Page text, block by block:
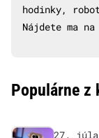
hodinky,
Nájdete ma
Populárne z
27. júla